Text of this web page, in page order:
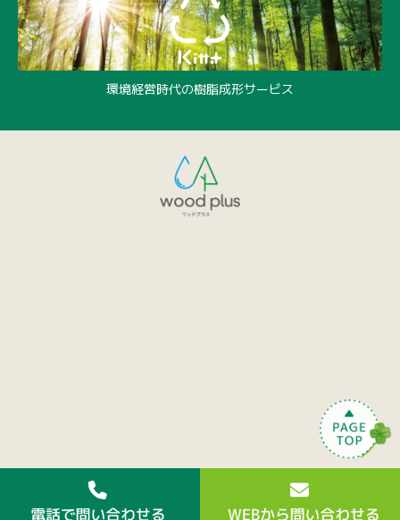
環境経営時代の樹脂成形サービス